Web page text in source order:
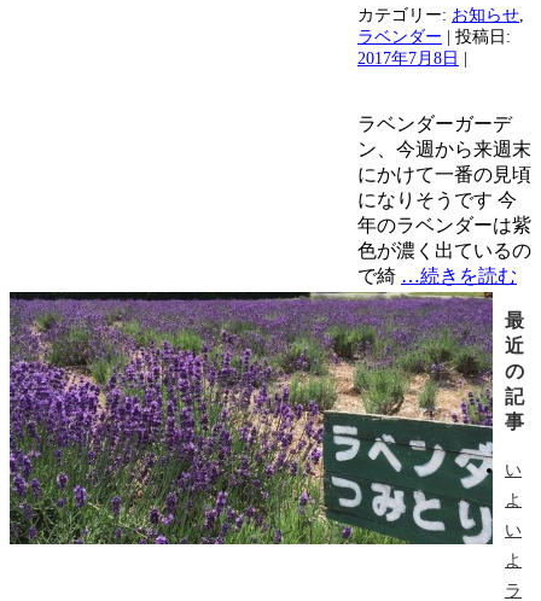
カテゴリー: お知らせ,
ラベンダー | 投稿日:
2017年7月8日
ラベンダーガーデ
ン、今週から来週末
にかけて一番の見頃
になりそうです 今
年のラベンダーは紫
色が濃く出ているの
で綺 …続きを読む
最
近
の
記
事
い
よ
い
よ
ラ